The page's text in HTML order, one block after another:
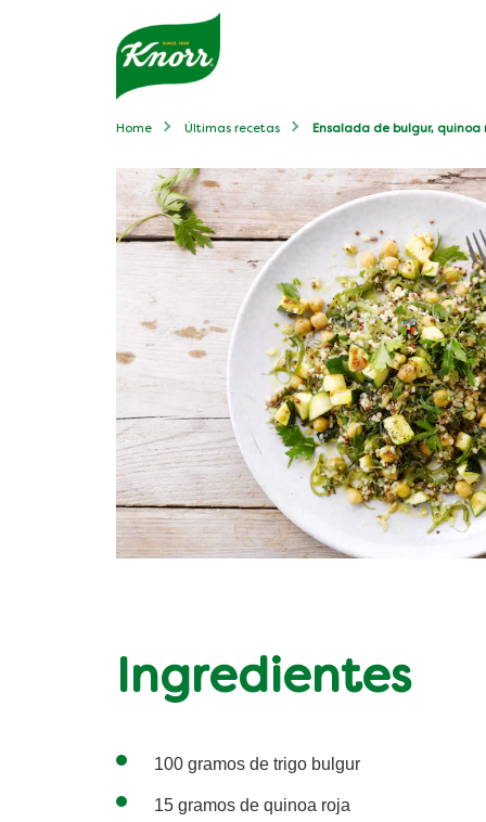
Home Últimas recetas Ensalada de bulgur, quinoa
Ingredientes
100 gramos de trigo bulgur
15 gramos de quinoa roja